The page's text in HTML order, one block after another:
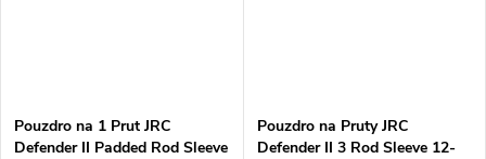
Pouzdro na 1 Prut JRC
Defender II Padded Rod Sleeve
Pouzdro na Pruty JRC
Defender II 3 Rod Sleeve 12-